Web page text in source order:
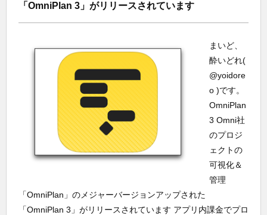
「OmniPlan 3」がリリースされています
まいど、
酔いどれ(
@yoidore
o )です。
OmniPlan
3 Omni社
のプロジ
ェクトの
可視化＆
管理
「OmniPlan」のメジャーバージョンアップされた
「OmniPlan 3」がリリースされています アプリ内課金でプロ